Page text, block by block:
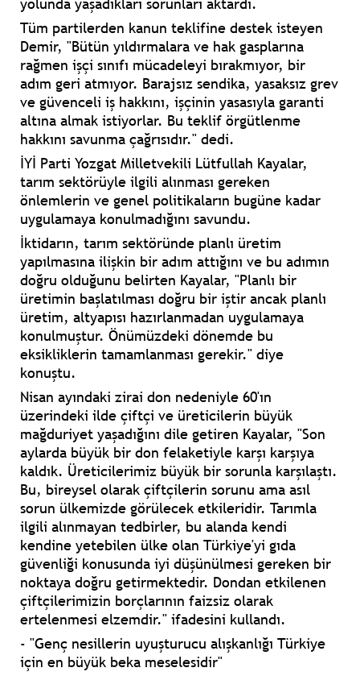
yolunda yaşadıkları sorunları aktardı.
Tüm partilerden kanun teklifine destek isteyen
Demir, "Bütün yıldırmalara ve hak gasplarına
rağmen işçi sınıfı mücadeleyi bırakmıyor, bir
adım geri atmıyor. Barajsız sendika, yasaksız grev
ve güvenceli iş hakkını, işçinin yasasıyla garanti
altına almak istiyorlar. Bu teklif örgütlenme
hakkını savunma çağrısıdır." dedi.
İYİ Parti Yozgat Milletvekili Lütfullah Kayalar,
tarım sektörüyle ilgili alınması gereken
önlemlerin ve genel politikaların bugüne kadar
uygulamaya konulmadığını savundu.
İktidarın, tarım sektöründe planlı üretim
yapılmasına ilişkin bir adım attığını ve bu adımın
doğru olduğunu belirten Kayalar, "Planlı bir
üretimin başlatılması doğru bir iştir ancak planlı
üretim, altyapısı hazırlanmadan uygulamaya
konulmuştur. Önümüzdeki dönemde bu
eksikliklerin tamamlanması gerekir." diye
konuştu.
Nisan ayındaki zirai don nedeniyle 60'ın
üzerindeki ilde çiftçi ve üreticilerin büyük
mağduriyet yaşadığını dile getiren Kayalar, "Son
aylarda büyük bir don felaketiyle karşı karşıya
kaldık. Üreticilerimiz büyük bir sorunla karşılaştı.
Bu, bireysel olarak çiftçilerin sorunu ama asıl
sorun ülkemizde görülecek etkileridir. Tarımla
ilgili alınmayan tedbirler, bu alanda kendi
kendine yetebilen ülke olan Türkiye'yi gıda
güvenliği konusunda iyi düşünülmesi gereken bir
noktaya doğru getirmektedir. Dondan etkilenen
çiftçilerimizin borçlarının faizsiz olarak
ertelenmesi elzemdir." ifadesini kullandı.
- "Genç nesillerin uyuşturucu alışkanlığı Türkiye
için en büyük beka meselesidir"